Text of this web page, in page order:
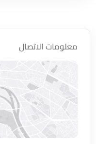
معلومات الاتصال